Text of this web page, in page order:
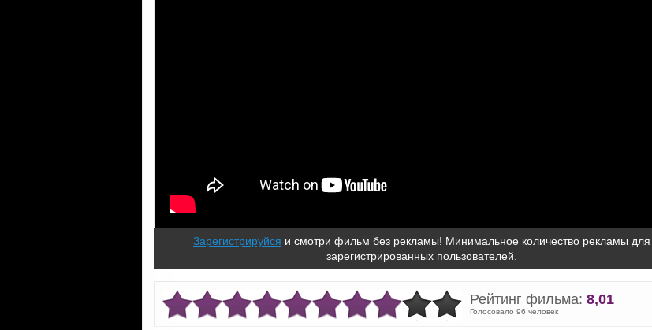
Зарегистрируйся и смотри фильм без рекламы! Минимальное количество рекламы для
зарегистрированных пользователей.
Рейтинг фильма: 8,01
Голосовало 96 человек